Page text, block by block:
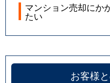
マンション売却にか
たい
お客様